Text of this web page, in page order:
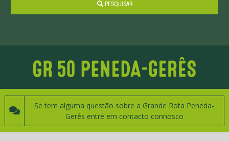
PESQUISAR
Se tem alguma questão sobre a Grande Rota Peneda-
Gerês entre em contacto connosco